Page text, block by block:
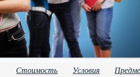
Стоимость Условия